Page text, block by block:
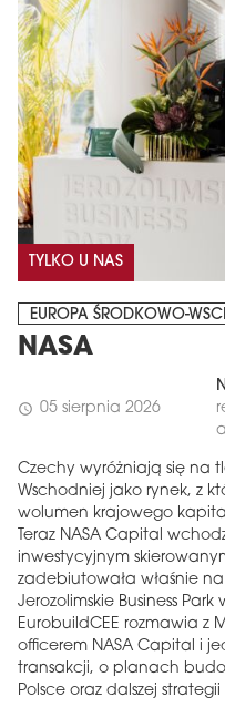
TYLKO U NAS
EUROPA ŚRODKOWO-
NASA
schedule 05 sierpnia 2026
Czechy wyróżniają się na
Wschodniej jako rynek, z
wolumen krajowego
Teraz NASA Capital
inwestycyjnym
zadebiutowała właśnie
Jerozolimskie Business
EurobuildCEE rozmawia z
officerem NASA Capital i
transakcji, o planach
Polsce oraz dalszej